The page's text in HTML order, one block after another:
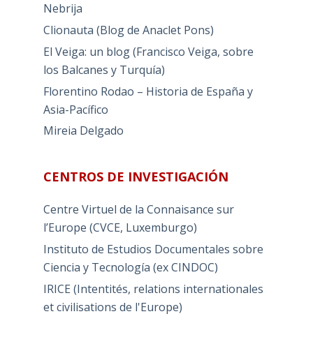
Nebrija
Clionauta (Blog de Anaclet Pons)
El Veiga: un blog (Francisco Veiga, sobre
los Balcanes y Turquía)
Florentino Rodao – Historia de España y
Asia-Pacífico
Mireia Delgado
CENTROS DE INVESTIGACIÓN
Centre Virtuel de la Connaisance sur
l’Europe (CVCE, Luxemburgo)
Instituto de Estudios Documentales sobre
Ciencia y Tecnología (ex CINDOC)
IRICE (Intentités, relations internationales
et civilisations de l'Europe)